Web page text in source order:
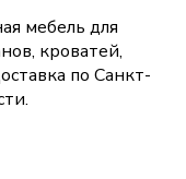
мебель для
кроватей,
по Санкт-